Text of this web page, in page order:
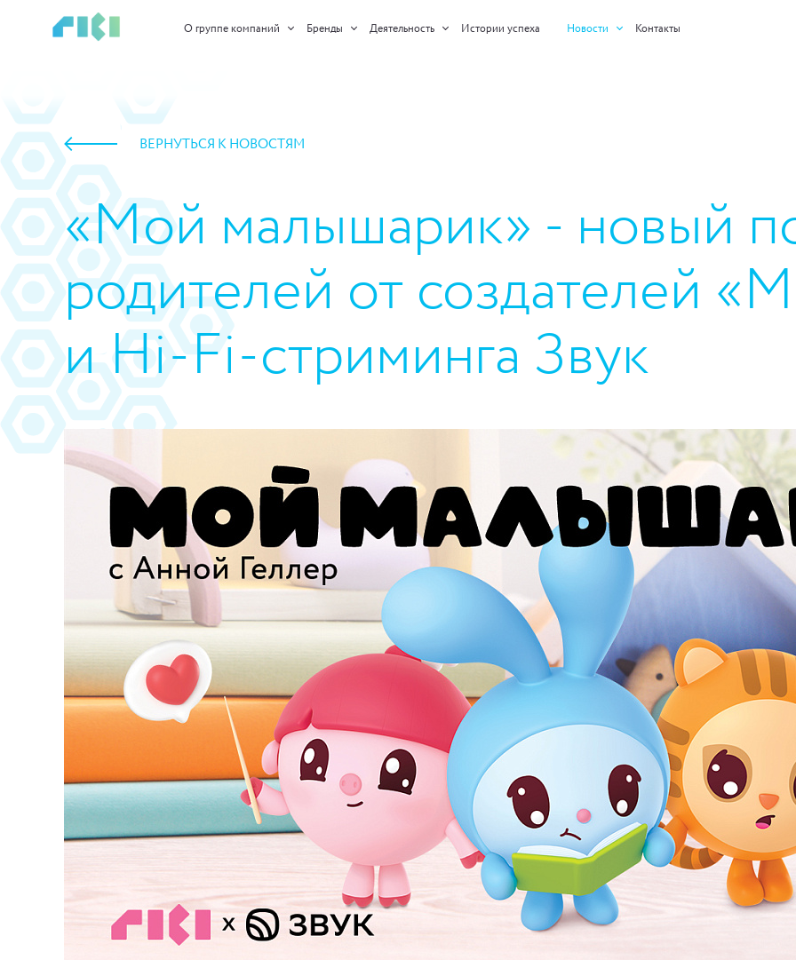
О группе компаний Бренды Деятельность Истории успеха Новости Контакты
ВЕРНУТЬСЯ К НОВОСТЯМ
«Мой малышарик» - новый
родителей от создателей
и Hi-Fi-стриминга Звук
https://www.high-endrolex.com/45